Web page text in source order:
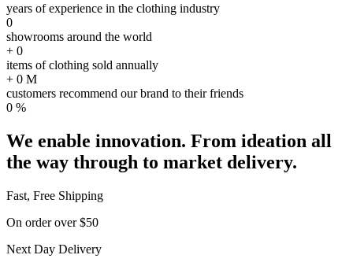
years of experience in the clothing industry
0
showrooms around the world
+ 0
items of clothing sold annually
+ 0 M
customers recommend our brand to their friends
0 %
We enable innovation. From ideation all
the way through to market delivery.
Fast, Free Shipping
On order over $50
Next Day Delivery